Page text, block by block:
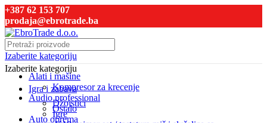
+387 62 153 707
prodaja@ebrotrade.ba
Izaberite kategoriju
Alati i mašine
Kompresor za krecenje
Audio professional
Ostalo
Auto oprema
Izaberite kategoriju
Igra i zabava
Džojstici
Igre